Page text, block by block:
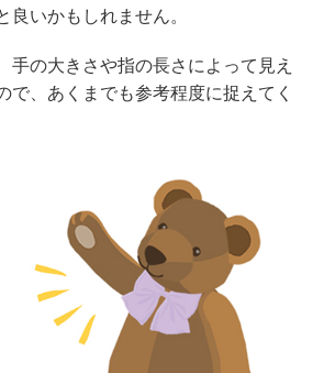
良いかもしれません。
手の大きさや指の長さによって見え
で、あくまでも参考程度に捉えてく